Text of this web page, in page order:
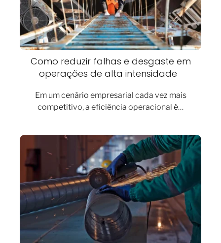
Como reduzir falhas e desgaste em
operações de alta intensidade
Em um cenário empresarial cada vez mais
competitivo, a eficiência operacional é…